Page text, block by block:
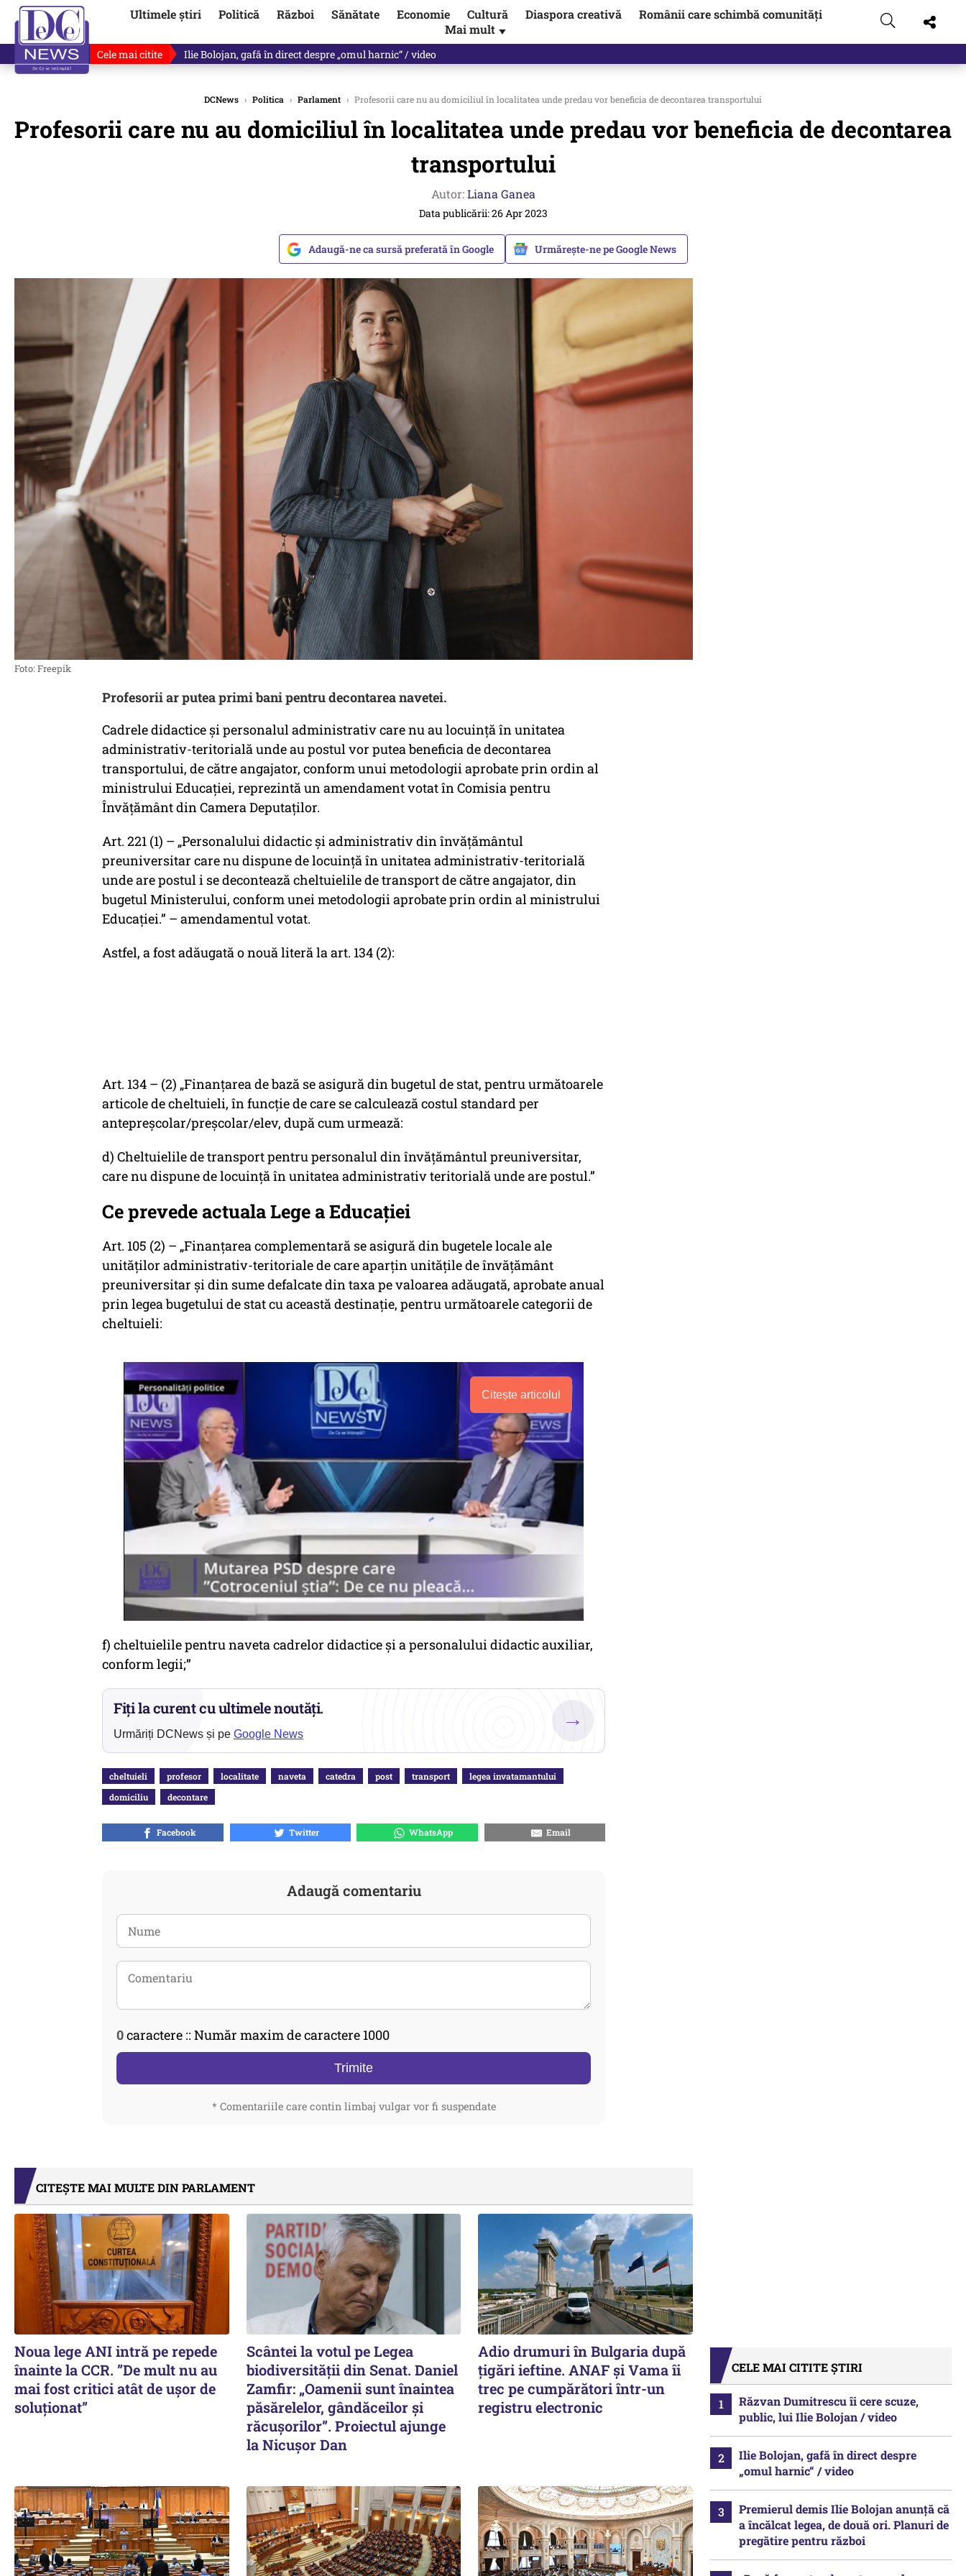
Ultimele știri Politică Război Sănătate Economie Cultură Diaspora creativă
Românii care schimbă comunități
Mai mult ▼
Cele mai citite Ilie Bolojan, gafă în direct despre „omul harnic“ / video
DCNews › Politica › Parlament › Profesorii care nu au domiciliul în localitatea unde predau vor beneficia de decontarea transportului
Profesorii care nu au domiciliul în localitatea unde predau vor beneficia de decontarea
transportului
Autor:Liana Ganea
Data publicării: 26 Apr 2023
Adaugă-ne ca sursă preferată în Google Urmărește-ne pe Google News
Foto: Freepik
Profesorii ar putea primi bani pentru decontarea navetei.
Cadrele didactice și personalul administrativ care nu au locuință în unitatea
administrativ-teritorială unde au postul vor putea beneficia de decontarea
transportului, de către angajator, conform unui metodologii aprobate prin ordin al
ministrului Educației, reprezintă un amendament votat în Comisia pentru
Învățământ din Camera Deputaților.
Art. 221 (1) – „Personalului didactic și administrativ din învățământul
preuniversitar care nu dispune de locuinţă în unitatea administrativ-teritorială
unde are postul i se decontează cheltuielile de transport de către angajator, din
bugetul Ministerului, conform unei metodologii aprobate prin ordin al ministrului
Educației.” – amendamentul votat.
Astfel, a fost adăugată o nouă literă la art. 134 (2):
Art. 134 – (2) „Finanțarea de bază se asigură din bugetul de stat, pentru următoarele
articole de cheltuieli, în funcție de care se calculează costul standard per
antepreșcolar/preșcolar/elev, după cum urmează:
d) Cheltuielile de transport pentru personalul din învățământul preuniversitar,
care nu dispune de locuință în unitatea administrativ teritorială unde are postul.”
Ce prevede actuala Lege a Educației
Art. 105 (2) – „Finanțarea complementară se asigură din bugetele locale ale
unităților administrativ-teritoriale de care aparțin unitățile de învățământ
preuniversitar și din sume defalcate din taxa pe valoarea adăugată, aprobate anual
prin legea bugetului de stat cu această destinație, pentru următoarele categorii de
cheltuieli:
Citește articolul
f) cheltuielile pentru naveta cadrelor didactice și a personalului didactic auxiliar,
conform legii;”
Fiți la curent cu ultimele noutăți.
Urmăriți DCNews și pe Google News
→
cheltuieli profesor localitate naveta catedra post transport
legea invatamantului
domiciliu
decontare
Facebook Twitter WhatsApp Email
Adaugă comentariu
0caractere :: Număr maxim de caractere 1000
Trimite
* Comentariile care contin limbaj vulgar vor fi suspendate
CITEȘTE MAI MULTE DIN PARLAMENT
Noua lege ANI intră pe repede
înainte la CCR. ”De mult nu au
mai fost critici atât de ușor de
soluționat”
Scântei la votul pe Legea
biodiversității din Senat. Daniel
Zamfir: „Oamenii sunt înaintea
păsărelelor, gândăceilor și
răcușorilor”. Proiectul ajunge
la Nicușor Dan
Adio drumuri în Bulgaria după
țigări ieftine. ANAF și Vama îi
trec pe cumpărători într-un
registru electronic
CELE MAI CITITE ȘTIRI
Răzvan Dumitrescu îi cere scuze,
public, lui Ilie Bolojan / video
Ilie Bolojan, gafă în direct despre
„omul harnic“ / video
Premierul demis Ilie Bolojan anunță că
a încălcat legea, de două ori. Planuri de
pregătire pentru război